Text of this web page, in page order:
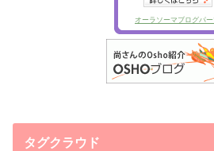
タグクラウド